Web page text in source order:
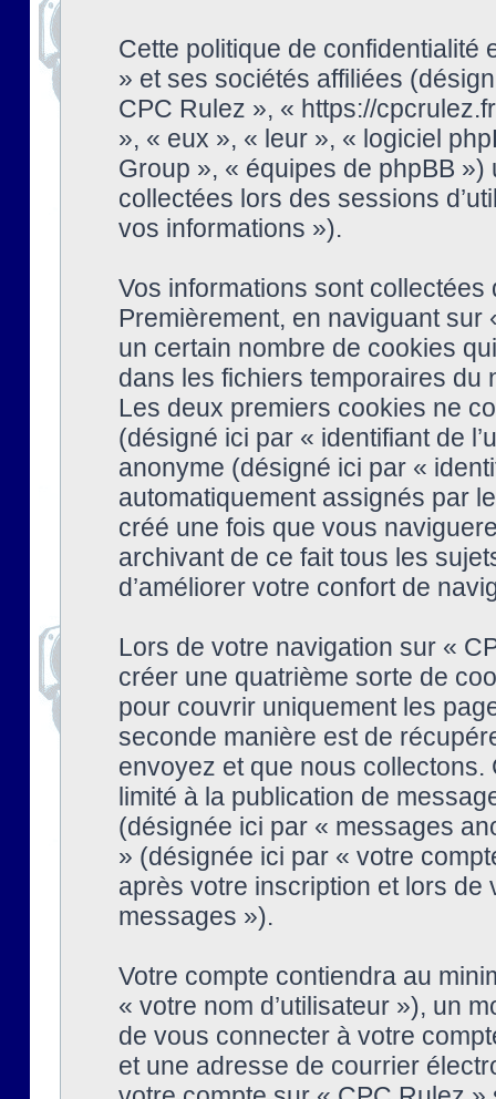
Cette politique de confidentialité
» et ses sociétés affiliées
CPC Rulez », « https://
», « eux », « leur », « logiciel
Group », « équipes de phpBB
collectées lors des sessions
vos informations »).
Vos informations sont
Premièrement, en naviguant
un certain nombre de cookies
dans les fichiers temporaires du
Les deux premiers cookies ne
(désigné ici par « identifiant de
anonyme (désigné ici par «
automatiquement assignés par
créé une fois que vous
archivant de ce fait tous les
d’améliorer votre confort de
Lors de votre navigation sur «
créer une quatrième sorte de
pour couvrir uniquement les
seconde manière est de
envoyez et que nous collectons.
limité à la publication de
(désignée ici par « messages
» (désignée ici par « votre
après votre inscription et lors
messages »).
Votre compte contiendra au
« votre nom d’utilisateur »), un
de vous connecter à votre
et une adresse de courrier